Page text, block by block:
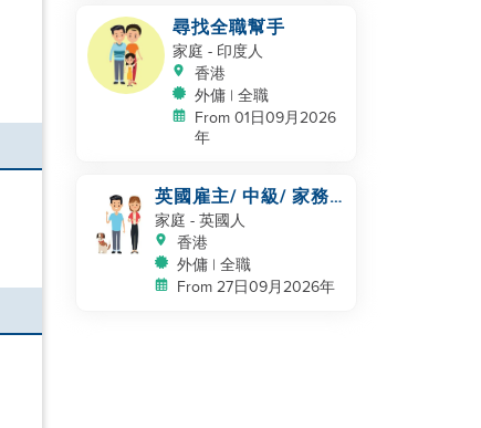
尋找全職幫手
家庭 - 印度人
香港
外傭 | 全職
From 01日09月2026
年
英國雇主/ 中級/ 家務
及照顧一隻狗
家庭 - 英國人
香港
外傭 | 全職
From 27日09月2026年